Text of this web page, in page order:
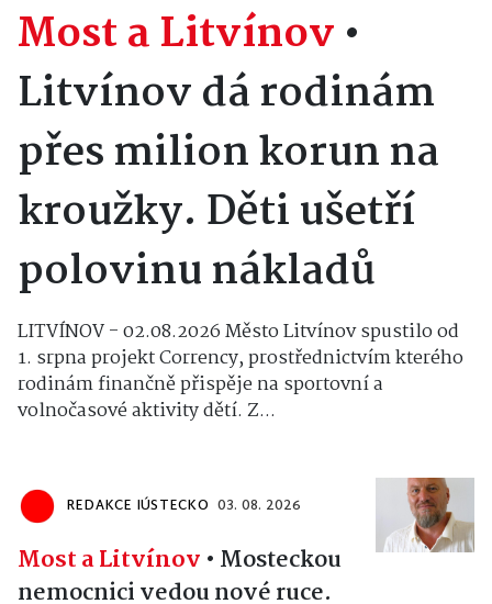
Most a Litvínov•
Litvínov dá rodinám
přes milion korun na
kroužky. Děti ušetří
polovinu nákladů
LITVÍNOV - 02.08.2026 Město Litvínov spustilo od
1. srpna projekt Corrency, prostřednictvím kterého
rodinám finančně přispěje na sportovní a
volnočasové aktivity dětí. Z...
REDAKCE IÚSTECKO 03. 08. 2026
Most a Litvínov • Mosteckou
nemocnici vedou nové ruce.